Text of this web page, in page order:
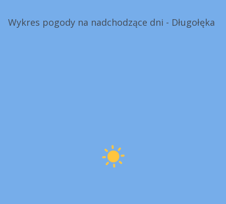
Wykres pogody na nadchodzące dni - Długołęka